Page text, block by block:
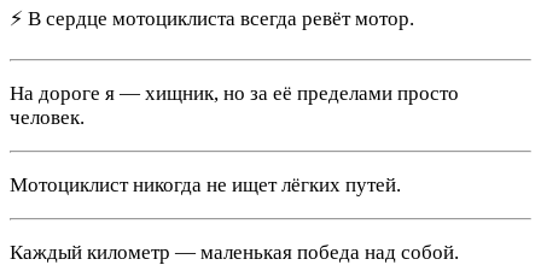
⚡ В сердце мотоциклиста всегда ревёт мотор.
На дороге я — хищник, но за её пределами просто
человек.
Мотоциклист никогда не ищет лёгких путей.
Каждый километр — маленькая победа над собой.